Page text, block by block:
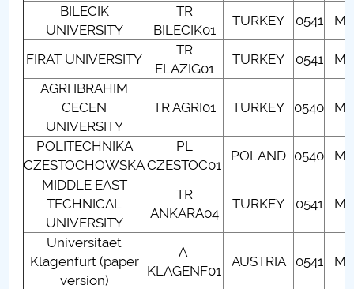
Licenta
Masterat
Doctorat
Internaționalizare (Erasmus și parteneriate
internaționale)
Personalul departamentului
Cercetare științifică
Relaţii cu mediul socio-economic
BILECIK
UNIVERSITY
TR
BILECIK01
TURKEY 0541
FIRAT UNIVERSITY
TR
ELAZIG01
TURKEY 0541
AGRI IBRAHIM
CECEN
UNIVERSITY
TR AGRI01 TURKEY 0540
POLITECHNIKA
CZESTOCHOWSKA
PL
CZESTOC01
POLAND 0540
MIDDLE EAST
TECHNICAL
UNIVERSITY
TR
ANKARA04
TURKEY 0541
Universitaet
Klagenfurt (paper
version)
A
KLAGENF01
AUSTRIA 0541